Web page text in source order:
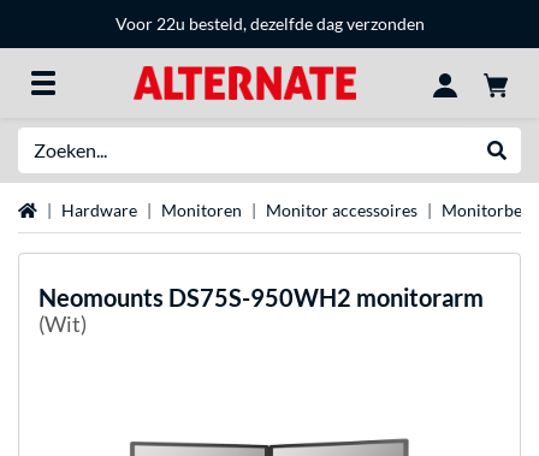
Voor 22u besteld, dezelfde dag verzonden
Home Hardware Monitoren Monitor accessoires
Neomounts DS75S-950WH2 monitorarm
(Wit)